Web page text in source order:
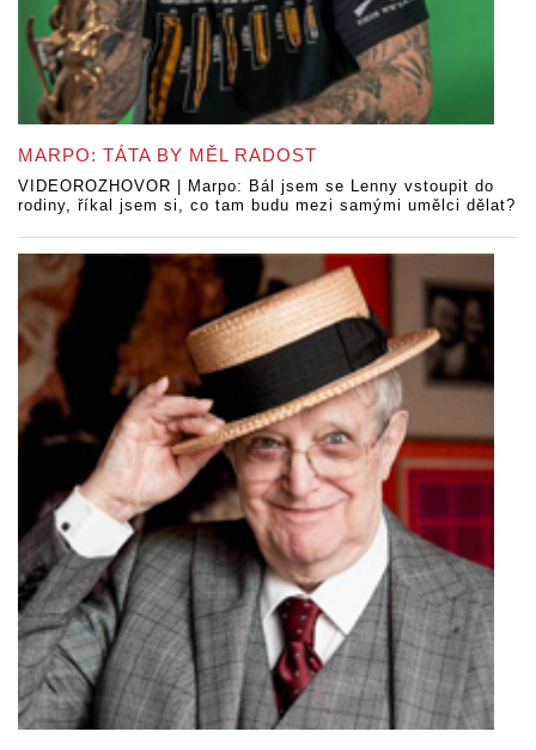
MARPO: TÁTA BY MĚL RADOST
VIDEOROZHOVOR | Marpo: Bál jsem se Lenny vstoupit do
rodiny, říkal jsem si, co tam budu mezi samými umělci dělat?